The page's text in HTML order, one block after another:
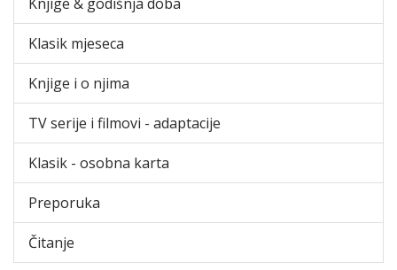
Klasik mjeseca
Knjige i o njima
TV serije i filmovi - adaptacije
Klasik - osobna karta
Preporuka
Čitanje